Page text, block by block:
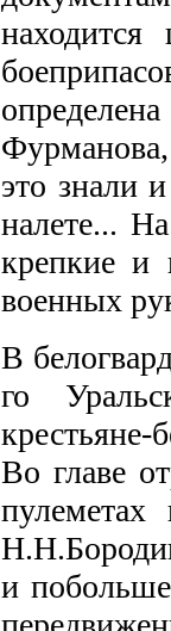
это знали
налете...
крепкие и
военных
В
го
Во главе
и